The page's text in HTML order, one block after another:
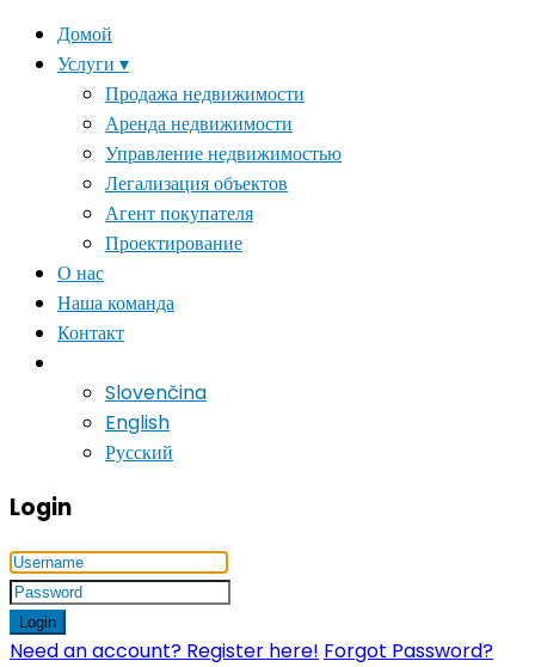
Домой
Услуги ▾
Продажа недвижимости
Аренда недвижимости
Управление недвижимостью
Легализация объектов
Агент покупателя
Проектирование
О нас
Наша команда
Контакт
Slovenčina
English
Русский
Login
Login
Need an account? Register here! Forgot Password?